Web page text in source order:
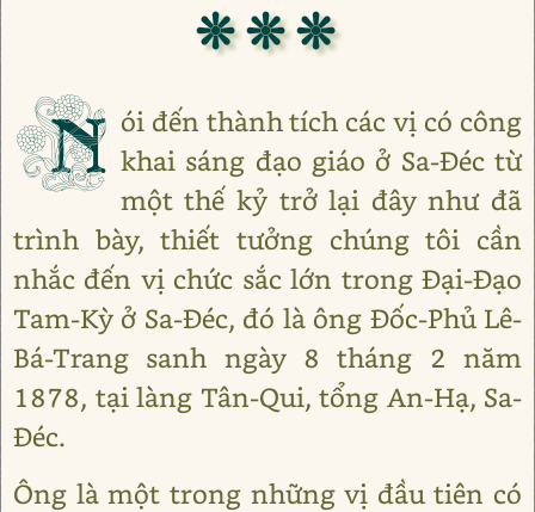
❊ ❊ ❊
N ói đến thành tích các vị có công
khai sáng đạo giáo ở Sa-Đéc từ
một thế kỷ trở lại đây như đã
trình bày, thiết tưởng chúng tôi cần
nhắc đến vị chức sắc lớn trong Đại-Đạo
Tam-Kỳ ở Sa-Đéc, đó là ông Đốc-Phủ Lê-
Bá-Trang sanh ngày 8 tháng 2 năm
1878, tại làng Tân-Qui, tổng An-Hạ, Sa-
Đéc.
Ông là một trong những vị đầu tiên có